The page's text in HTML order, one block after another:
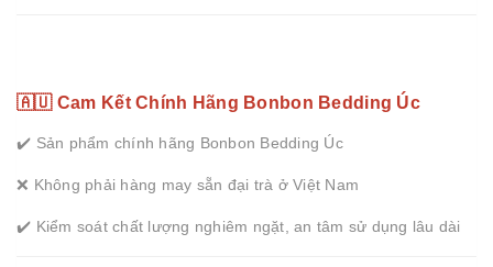
🇦🇺 Cam Kết Chính Hãng Bonbon Bedding Úc
✔️ Sản phẩm chính hãng Bonbon Bedding Úc
❌ Không phải hàng may sẵn đại trà ở Việt Nam
✔️ Kiểm soát chất lượng nghiêm ngặt, an tâm sử dụng lâu dài